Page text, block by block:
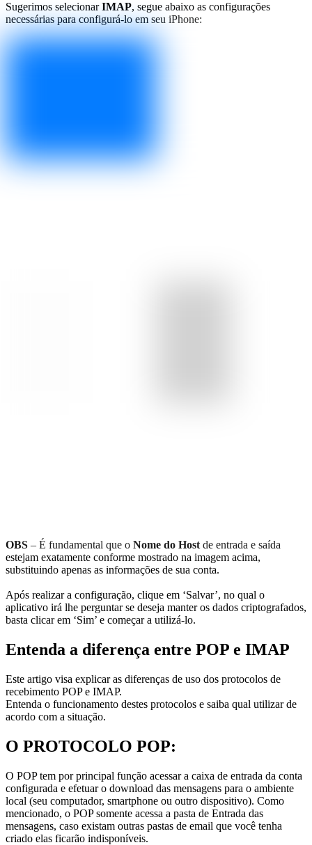
Sugerimos selecionarIMAP, segue abaixo as configurações
necessárias para configurá-lo em seu iPhone:
OBS – É fundamental que o Nome do Host de entrada e saída
estejam exatamente conforme mostrado na imagem acima,
substituindo apenas as informações de sua conta.
Após realizar a configuração, clique em ‘Salvar’, no qual o
aplicativo irá lhe perguntar se deseja manter os dados criptografados,
basta clicar em ‘Sim’ e começar a utilizá-lo.
Entenda a diferença entre POP e IMAP
Este artigo visa explicar as diferenças de uso dos protocolos de
recebimento POP e IMAP.
Entenda o funcionamento destes protocolos e saiba qual utilizar de
acordo com a situação.
O PROTOCOLO POP:
O POP tem por principal função acessar a caixa de entrada da conta
configurada e efetuar o download das mensagens para o ambiente
local (seu computador, smartphone ou outro dispositivo). Como
mencionado, o POP somente acessa a pasta de Entrada das
mensagens, caso existam outras pastas de email que você tenha
criado elas ficarão indisponíveis.